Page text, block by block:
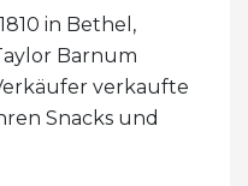
in Bethel,
Barnum
verkaufte
Snacks und